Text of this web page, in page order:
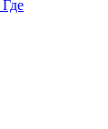
Где